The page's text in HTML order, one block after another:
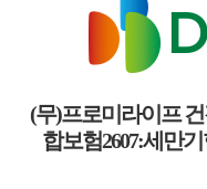
(무)프로미라이프
합보험2607:세만